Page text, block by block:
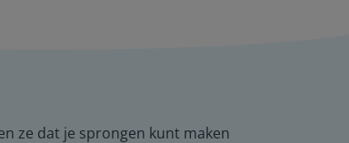
ze dat je sprongen kunt maken